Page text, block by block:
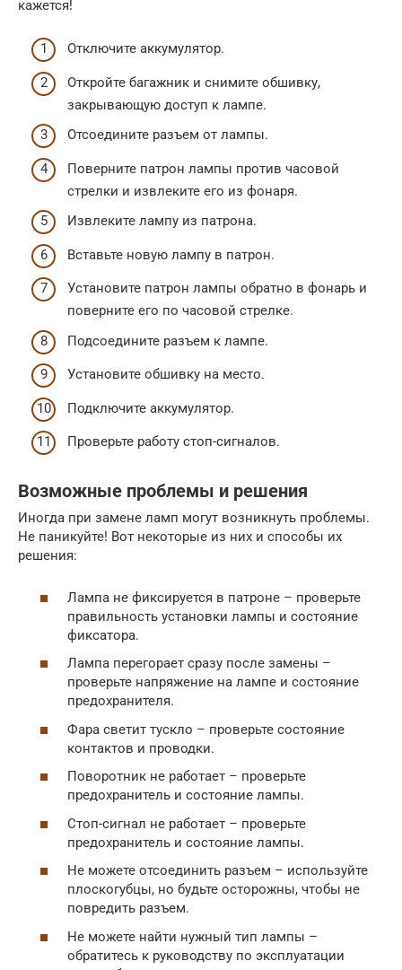
кажется!
Отключите аккумулятор.
Откройте багажник и снимите обшивку,
закрывающую доступ к лампе.
Отсоедините разъем от лампы.
Поверните патрон лампы против часовой
стрелки и извлеките его из фонаря.
Извлеките лампу из патрона.
Вставьте новую лампу в патрон.
Установите патрон лампы обратно в фонарь и
поверните его по часовой стрелке.
Подсоедините разъем к лампе.
Установите обшивку на место.
Подключите аккумулятор.
Проверьте работу стоп-сигналов.
Возможные проблемы и решения
Иногда при замене ламп могут возникнуть проблемы.
Не паникуйте! Вот некоторые из них и способы их
решения:
Лампа не фиксируется в патроне – проверьте
правильность установки лампы и состояние
фиксатора.
Лампа перегорает сразу после замены –
проверьте напряжение на лампе и состояние
предохранителя.
Фара светит тускло – проверьте состояние
контактов и проводки.
Поворотник не работает – проверьте
предохранитель и состояние лампы.
Стоп-сигнал не работает – проверьте
предохранитель и состояние лампы.
Не можете отсоединить разъем – используйте
плоскогубцы, но будьте осторожны, чтобы не
повредить разъем.
Не можете найти нужный тип лампы –
обратитесь к руководству по эксплуатации